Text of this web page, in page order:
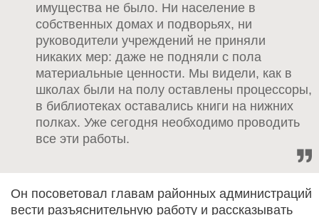
имущества не было. Ни население в
собственных домах и подворьях, ни
руководители учреждений не приняли
никаких мер: даже не подняли с пола
материальные ценности. Мы видели, как в
школах были на полу оставлены процессоры,
в библиотеках оставались книги на нижних
полках. Уже сегодня необходимо проводить
все эти работы.
Он посоветовал главам районных администраций
вести разъяснительную работу и рассказывать